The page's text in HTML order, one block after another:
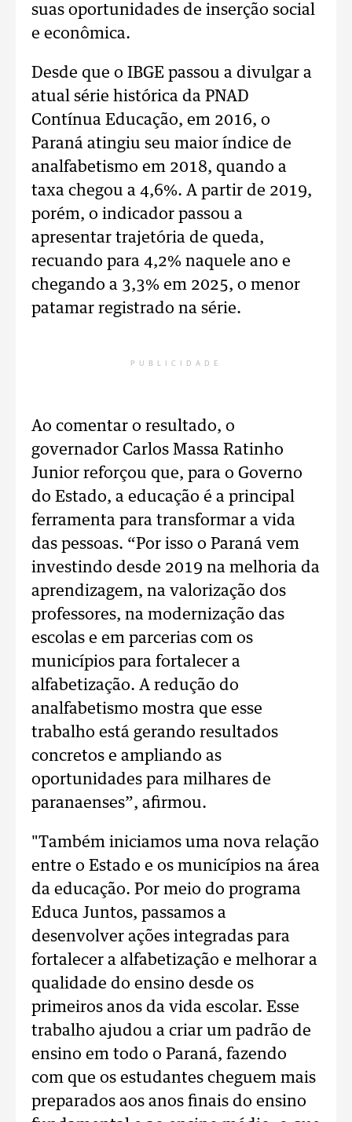
suas oportunidades de inserção social
e econômica.
Desde que o IBGE passou a divulgar a
atual série histórica da PNAD
Contínua Educação, em 2016, o
Paraná atingiu seu maior índice de
analfabetismo em 2018, quando a
taxa chegou a 4,6%. A partir de 2019,
porém, o indicador passou a
apresentar trajetória de queda,
recuando para 4,2% naquele ano e
chegando a 3,3% em 2025, o menor
patamar registrado na série.
PUBLICIDADE
Ao comentar o resultado, o
governador Carlos Massa Ratinho
Junior reforçou que, para o Governo
do Estado, a educação é a principal
ferramenta para transformar a vida
das pessoas. “Por isso o Paraná vem
investindo desde 2019 na melhoria da
aprendizagem, na valorização dos
professores, na modernização das
escolas e em parcerias com os
municípios para fortalecer a
alfabetização. A redução do
analfabetismo mostra que esse
trabalho está gerando resultados
concretos e ampliando as
oportunidades para milhares de
paranaenses”, afirmou.
"Também iniciamos uma nova relação
entre o Estado e os municípios na área
da educação. Por meio do programa
Educa Juntos, passamos a
desenvolver ações integradas para
fortalecer a alfabetização e melhorar a
qualidade do ensino desde os
primeiros anos da vida escolar. Esse
trabalho ajudou a criar um padrão de
ensino em todo o Paraná, fazendo
com que os estudantes cheguem mais
preparados aos anos finais do ensino